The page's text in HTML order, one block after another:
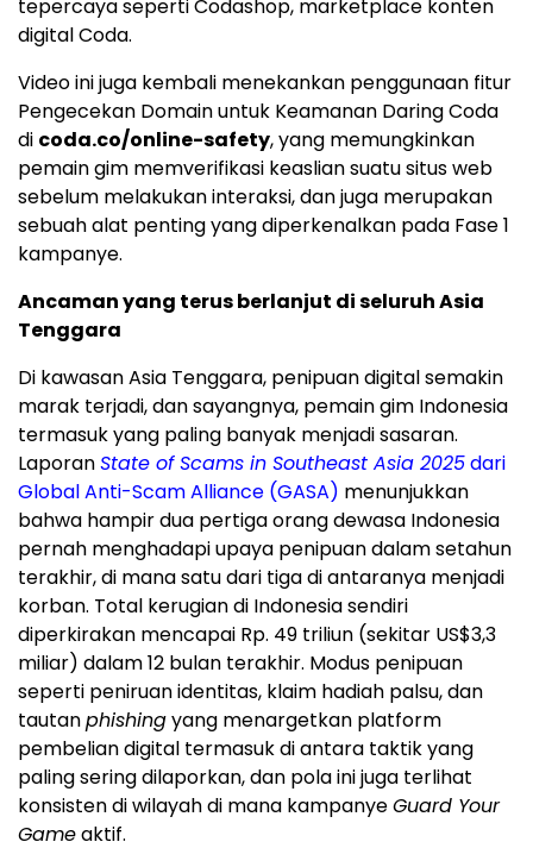
tepercaya seperti Codashop, marketplace konten
digital Coda.
Video ini juga kembali menekankan penggunaan fitur
Pengecekan Domain untuk Keamanan Daring Coda
di coda.co/online-safety, yang memungkinkan
pemain gim memverifikasi keaslian suatu situs web
sebelum melakukan interaksi, dan juga merupakan
sebuah alat penting yang diperkenalkan pada Fase 1
kampanye.
Ancaman yang terus berlanjut di seluruh Asia
Tenggara
Di kawasan Asia Tenggara, penipuan digital semakin
marak terjadi, dan sayangnya, pemain gim Indonesia
termasuk yang paling banyak menjadi sasaran.
LaporanState of Scams in Southeast Asia 2025dari
Global Anti-Scam Alliance (GASA) menunjukkan
bahwa hampir dua pertiga orang dewasa Indonesia
pernah menghadapi upaya penipuan dalam setahun
terakhir, di mana satu dari tiga di antaranya menjadi
korban. Total kerugian di Indonesia sendiri
diperkirakan mencapai Rp. 49 triliun (sekitar US$3,3
miliar) dalam 12 bulan terakhir. Modus penipuan
seperti peniruan identitas, klaim hadiah palsu, dan
tautanphishingyang menargetkan platform
pembelian digital termasuk di antara taktik yang
paling sering dilaporkan, dan pola ini juga terlihat
konsisten di wilayah di mana kampanyeGuard Your
Gameaktif.